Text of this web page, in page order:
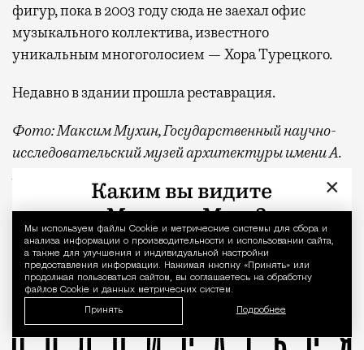
Уведомление
Мы используем файлы Сookie и метрические системы для сбора и
анализа информации о производительности и использовании сайта,
а также для улучшения и индивидуальной настройки
предоставления информации. Нажимая кнопку «Принять» или
продолжая пользоваться сайтом, вы соглашаетесь на обработку
файлов Cookie и данных метрических систем.
Принять Подробнее
фигур, пока в 2003 году сюда не заехал офис
музыкального коллектива, известного
уникальным многоголосием — Хора Турецкого.
Недавно в здании прошла реставрация.
Фото: Максим Мухин, Государственный научно-
исследовательский музей архитектуры имени А.
Забелина/pastvu.com
История каменного строения в Мещанской
Дом недели
особняк Свечиной — Циммерман — Моргунова проспект Мира
×